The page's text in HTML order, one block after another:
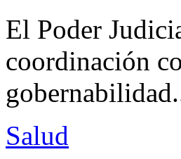
El Poder
coordinación
Salud